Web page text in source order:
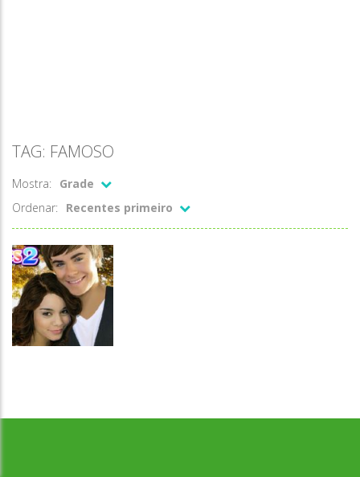
TAG: FAMOSO
Mostra:
Grade
Ordenar:
Recentes primeiro
Passatempo